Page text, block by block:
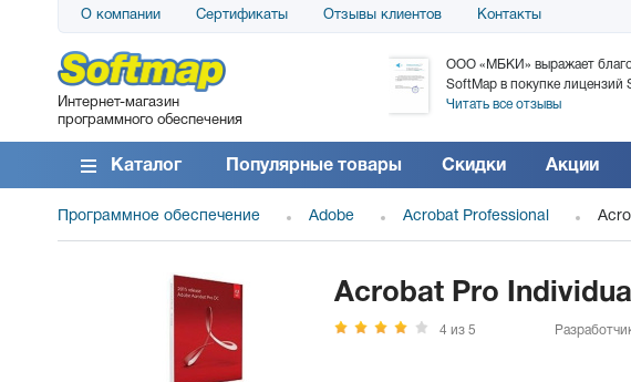
О компании Сертификаты Отзывы клиентов Контакты
Интернет-магазин
программного обеспечения
АО «АТС» благодарит компанию SoftMap за
поставку программного обеспечения SolarWinds
DameWare...
Читать все отзывы
ООО «МБКИ» выражает
SoftMap в покупке лицензий
Читать все отзывы
Каталог Популярные товары Скидки Акции
Программное обеспечение Adobe Acrobat Professional
Acrobat Pro
4 из 5